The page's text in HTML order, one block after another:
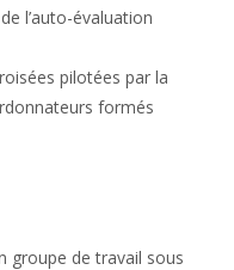
l’auto-évaluation
pilotées par la
formés
groupe de travail sous